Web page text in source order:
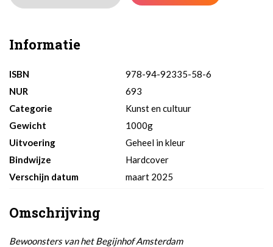
Informatie
ISBN
978-94-92335-58-6
NUR
693
Categorie
Kunst en cultuur
Gewicht
1000g
Uitvoering
Geheel in kleur
Bindwijze
Hardcover
Verschijn datum
maart 2025
Omschrijving
Bewoonsters van het Begijnhof Amsterdam